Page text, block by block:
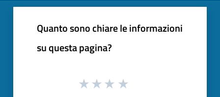
Quanto sono chiare le informazioni
su questa pagina?